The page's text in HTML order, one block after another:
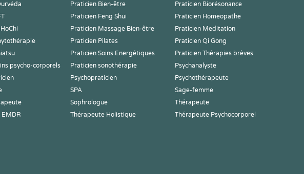
Praticien Bien-être
Praticien Biorésonance
Praticien Feng Shui
Praticien Homeopathe
Praticien Massage Bien-être
Praticien Meditation
Praticien Pilates
Praticien Qi Gong
Praticien Soins Energétiques
Praticien Thérapies brèves
psycho-corporels Praticien sonothérapie
Psychanalyste
Psychopraticien
Psychothérapeute
SPA
Sage-femme
Sophrologue
Thérapeute
Thérapeute Holistique
Thérapeute Psychocorporel